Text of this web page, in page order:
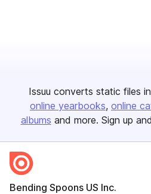
Issuu converts static files
online yearbooks online
albums and more. Sign up and
Bending Spoons US Inc.